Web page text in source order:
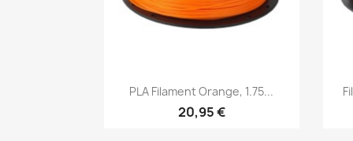
Aperçu rapide
PLA Filament Orange, 1.75...
20,95 €